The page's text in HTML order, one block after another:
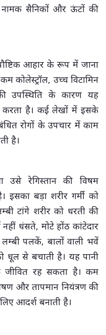
नामक सैनिकों और ऊंटों की
आहार के रूप में जाना
कोलेस्ट्रॉल, उच्च विटामिन
उपस्थिति के कारण यह
करता है। कई लेखों में इसके
रोगों के उपचार में काम
है।
उसे रेगिस्तान की विषम
इसका बड़ा शरीर गर्मी को
टांगे शरीर को धरती की
धंसते, मोटे होंठ कांटेदार
पलकें, बालों वाली भवें
से बचाती है। यह पानी
रह सकता है। कम
और तापमान नियंत्रण की
आदर्श बनाती है।